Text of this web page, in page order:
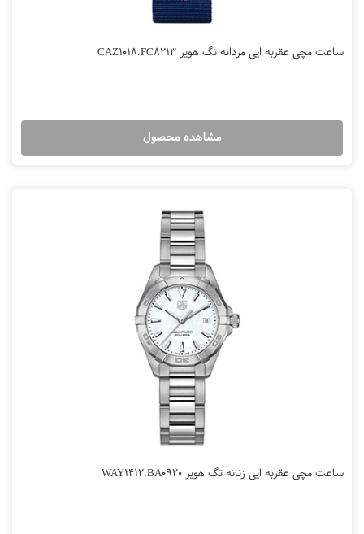
ساعت مچی عقربه ایی مردانه تگ هویر CAZ1018.FC8213
مشاهده محصول
ساعت مچی عقربه ایی زنانه تگ هویر WAY1412.BA0920